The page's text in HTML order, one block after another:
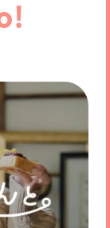
fitness 御
園 障がい者
兎明（むう